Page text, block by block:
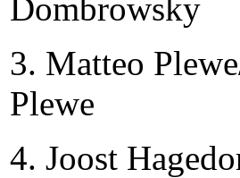
3. Matteo
Plewe
4. Joost